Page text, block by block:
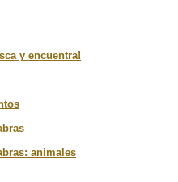
y encuentra!
animales